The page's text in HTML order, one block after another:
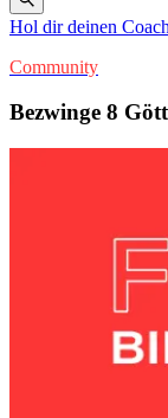
Hol dir deinen Coach
Community
Bezwinge 8